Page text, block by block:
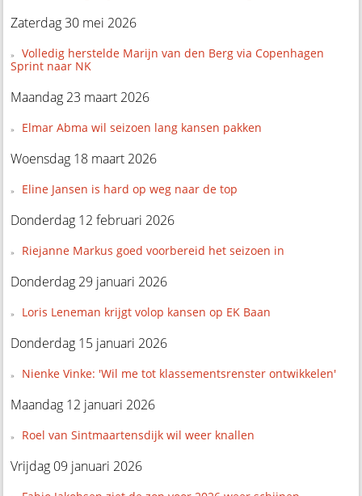
Zaterdag 30 mei 2026
Volledig herstelde Marijn van den Berg via Copenhagen
Sprint naar NK
Maandag 23 maart 2026
Elmar Abma wil seizoen lang kansen pakken
Woensdag 18 maart 2026
Eline Jansen is hard op weg naar de top
Donderdag 12 februari 2026
Riejanne Markus goed voorbereid het seizoen in
Donderdag 29 januari 2026
Loris Leneman krijgt volop kansen op EK Baan
Donderdag 15 januari 2026
Nienke Vinke: 'Wil me tot klassementsrenster ontwikkelen'
Maandag 12 januari 2026
Roel van Sintmaartensdijk wil weer knallen
Vrijdag 09 januari 2026